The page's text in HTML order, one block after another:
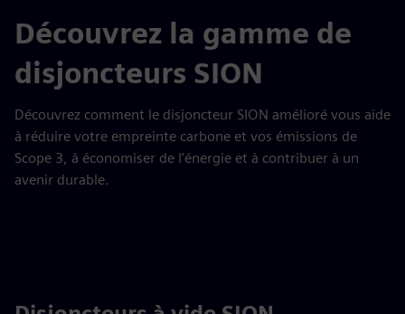
Découvrez la gamme de
disjoncteurs SION
Découvrez comment le disjoncteur SION amélioré vous aide
à réduire votre empreinte carbone et vos émissions de
Scope 3, à économiser de l'énergie et à contribuer à un
avenir durable.